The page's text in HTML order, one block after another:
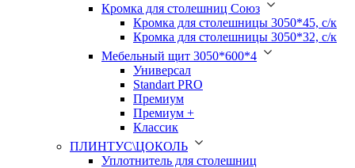
Кромка для столешниц Союз
Кромка для столешницы 3050*45, с/к
Кромка для столешницы 3050*32, с/к
Мебельный щит 3050*600*4
Универсал
Standart PRO
Премиум
Премиум +
Классик
ПЛИНТУС\ЦОКОЛЬ
Уплотнитель для столешниц